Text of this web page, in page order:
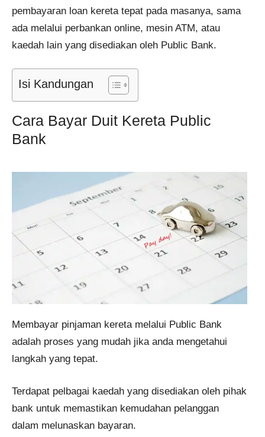
pembayaran loan kereta tepat pada masanya, sama
ada melalui perbankan online, mesin ATM, atau
kaedah lain yang disediakan oleh Public Bank.
Isi Kandungan
Cara Bayar Duit Kereta Public
Bank
Membayar pinjaman kereta melalui Public Bank
adalah proses yang mudah jika anda mengetahui
langkah yang tepat.
Terdapat pelbagai kaedah yang disediakan oleh pihak
bank untuk memastikan kemudahan pelanggan
dalam melunaskan bayaran.